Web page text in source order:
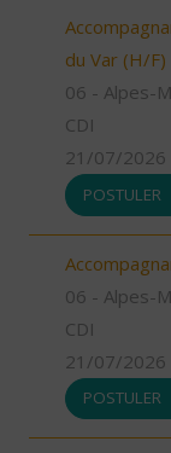
du Var (H/F)
06 - Alpes-
CDI
21/07/2026
POSTULER
06 - Alpes-
CDI
21/07/2026
POSTULER